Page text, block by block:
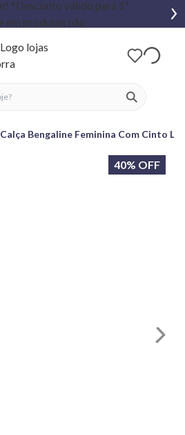
ver
Calça Bengaline Feminina Com Cinto
40% OFF